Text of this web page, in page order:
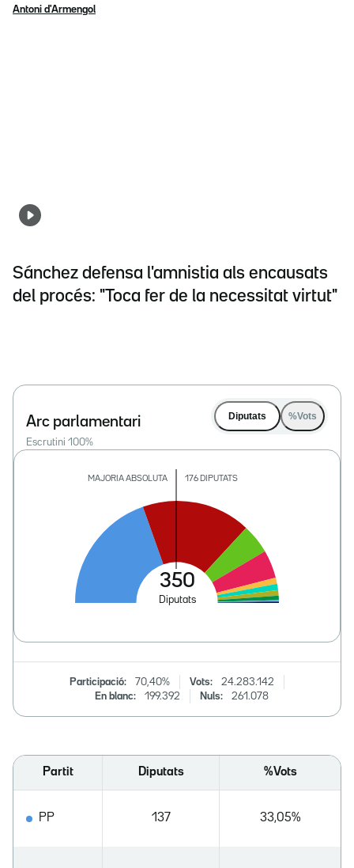
Antoni d'Armengol
Sánchez defensa l'amnistia als encausats
del procés: "Toca fer de la necessitat virtut"
Arc parlamentari
Escrutini 100%
Diputats %Vots
Participació: 70,40% Vots:
24.283.142
En blanc:
199.392 Nuls: 261.078
Partit Diputats %Vots
PP 137 33,05%